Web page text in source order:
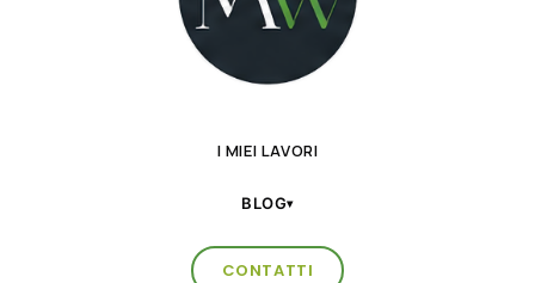
I MIEI LAVORI
BLOG▾
CONTATTI